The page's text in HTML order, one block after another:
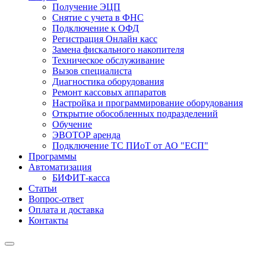
Получение ЭЦП
Снятие с учета в ФНС
Подключение к ОФД
Регистрация Онлайн касс
Замена фискального накопителя
Техническое обслуживание
Вызов специалиста
Диагностика оборудования
Ремонт кассовых аппаратов
Настройка и программирование оборудования
Открытие обособленных подразделений
Обучение
ЭВОТОР аренда
Подключение ТС ПИоТ от АО "ЕСП"
Программы
Автоматизация
БИФИТ-касса
Статьи
Вопрос-ответ
Оплата и доставка
Контакты